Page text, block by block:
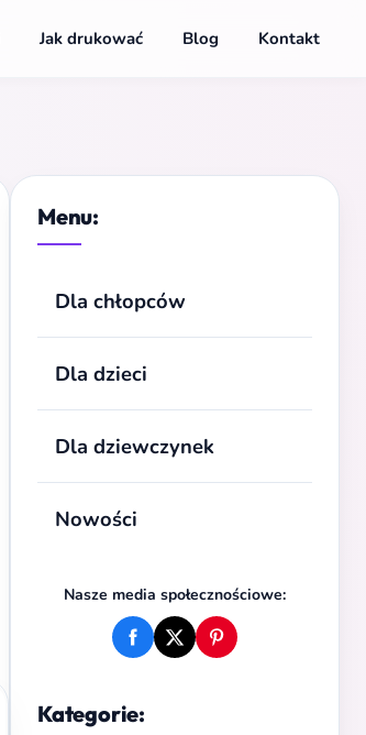
Jak drukować Blog Kontakt
Menu:
Dla chłopców
Dla dzieci
Dla dziewczynek
Nowości
Nasze media społecznościowe:
Kategorie: